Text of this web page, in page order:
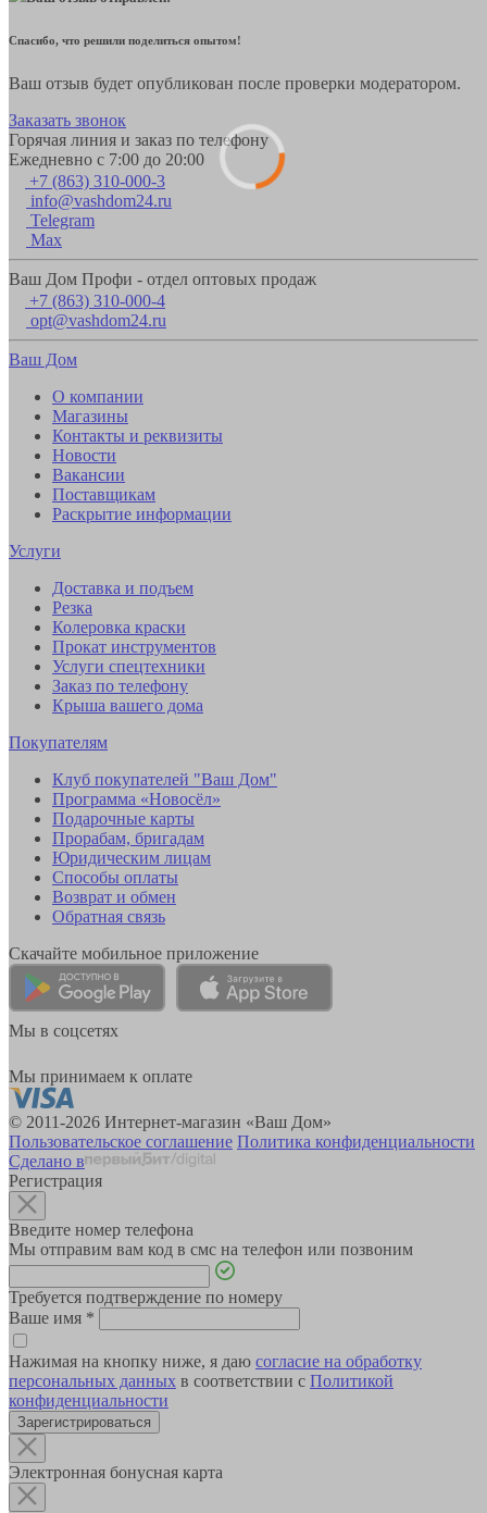
Спасибо, что решили поделиться опытом!
Ваш отзыв будет опубликован после проверки модератором.
Заказать звонок
Горячая линия и заказ по телефону
Ежедневно с 7:00 до 20:00
+7 (863) 310-000-3
info@vashdom24.ru
Telegram
Max
Ваш Дом Профи - отдел оптовых продаж
+7 (863) 310-000-4
opt@vashdom24.ru
Ваш Дом
О компании
Магазины
Контакты и реквизиты
Новости
Вакансии
Поставщикам
Раскрытие информации
Услуги
Доставка и подъем
Резка
Колеровка краски
Прокат инструментов
Услуги спецтехники
Заказ по телефону
Крыша вашего дома
Покупателям
Клуб покупателей "Ваш Дом"
Программа «Новосёл»
Подарочные карты
Прорабам, бригадам
Юридическим лицам
Способы оплаты
Возврат и обмен
Обратная связь
Скачайте мобильное приложение
Мы в соцсетях
Мы принимаем к оплате
© 2011-2026 Интернет-магазин «Ваш Дом»
Пользовательское соглашение Политика конфиденциальности
Сделано в
Регистрация
Введите номер телефона
Мы отправим вам код в смс на телефон или позвоним
Требуется подтверждение по номеру
Ваше имя *
Нажимая на кнопку ниже, я даю согласие на обработку
персональных данных в соответствии с Политикой
конфиденциальности
Зарегистрироваться
Электронная бонусная карта